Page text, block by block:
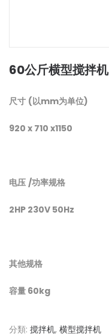
60公斤横型搅拌机
尺寸 (以mm为单位)
920 x 710 x1150
电压 /功率规格
2HP 230V 50Hz
其他规格
容量 60kg
分類: 搅拌机, 横型搅拌机